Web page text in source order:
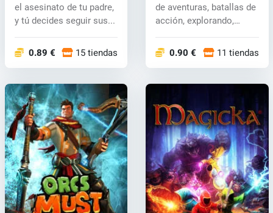
el asesinato de tu padre,
y tú decides seguir sus...
0.89 € 15 tiendas
de aventuras, batallas de
acción, explorando,
0.90 € 11 tiendas